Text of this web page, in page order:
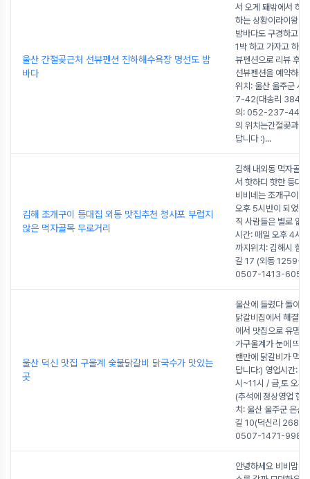
울산 간절곶근처 선뷰펜션 진하해수욕장 명선도 밤
바다
서 오게 돼밖에서 하
하는 상황이라이왕이
밤바다도 구경하고바
1박 하고 가자고 하여
뷰펜션으로 리뷰 후
선뷰펜션을 예약하게
위치: 울산 울주군 서
7-42(대송리 384-
의: 052-237-4477
의 위치는간절곶과
답니다 :)...
김해 조개구이 등대집 외동 맛집추천 청사포 부럽지
않은 먹자골목 무로거리
김해 내외동 먹자골
서 핫하디 핫한 등대
비비네는 조개구이
오후 5시반이 되었을
직 사람들은 별로 없
시간: 매일 오후 4시
까지위치: 김해시 함
길 17 (외동 1259-4)
0507-1413-6052
울산 덕신 맛집 구울계 숯불닭갈비 닭국수가 맛있는
곳
울산에 들렸다 돌아
닭갈비집에서 해결했
에서 맛집으로 유명
가구울계가 눈에 띄
랜만에 닭갈비가 먹
답니다:) 영업시간:
시~11시 / 금,토 오
(추석에 정상영업 한
치: 울산 울주군 온산
길 10(덕신리 268-
0507-1471-9986
안녕하세요 비비맘이